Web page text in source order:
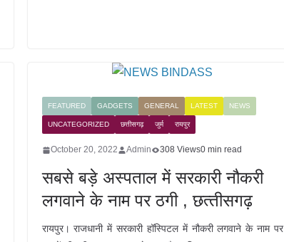
FEATURED GADGETS GENERAL LATEST NEWS
UNCATEGORIZED छत्तीसगढ़ जुर्म रायपुर
October 20, 2022 Admin 308 Views0 min read
सबसे बड़े अस्पताल में सरकारी नौकरी
लगवाने के नाम पर ठगी , छत्‍तीसगढ़
रायपुर। राजधानी में सरकारी हॉस्पिटल में नौकरी लगवाने के नाम पर